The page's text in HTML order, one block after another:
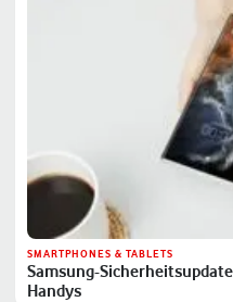
SMARTPHONES & TABLETS
Samsung-
Handys